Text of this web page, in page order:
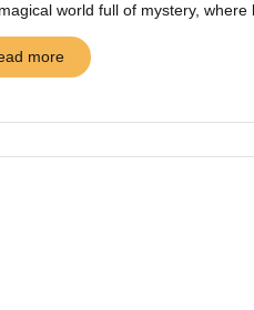
world full of mystery,
more